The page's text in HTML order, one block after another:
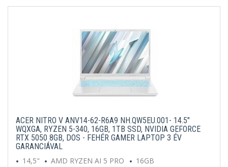
ACER NITRO V ANV14-62-R6A9 NH.QW5EU.001- 14.5"
WQXGA, RYZEN 5-340, 16GB, 1TB SSD, NVIDIA GEFORCE
RTX 5050 8GB, DOS - FEHÉR GAMER LAPTOP 3 ÉV
GARANCIÁVAL
14,5"
AMD RYZEN AI 5 PRO
16GB